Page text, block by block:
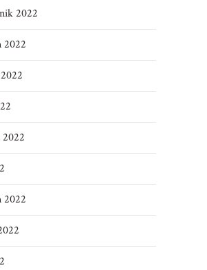
2022
2022
2022
2022